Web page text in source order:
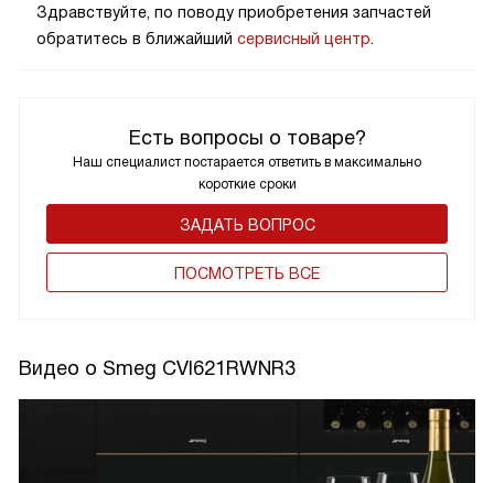
Есть вопросы о товаре?
Наш специалист постарается ответить в максимально
короткие сроки
ЗАДАТЬ ВОПРОС
ПОCМОТРЕТЬ ВСЕ
Здравствуйте, по поводу приобретения запчастей
обратитесь в ближайший сервисный центр
Видео о Smeg CVI621RWNR3